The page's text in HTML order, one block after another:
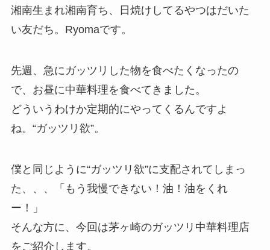
湘南生まれ湘南育ち、日焼けしてるやつはだいた
い友だち。Ryomaです。
先週、急にガッツリした物を食べたくなったの
で、お昼に中華料理を食べてきました。
どういうわけか定期的にやってくるんですよ
ね。“ガッツリ欲”。
僕と同じように“ガッツリ欲”に支配されてしまっ
た、、、「もう我慢できない！油！油をくれ
ー！」
そんな方に、今回は茅ヶ崎のガッツリ中華料理店
をご紹介します。